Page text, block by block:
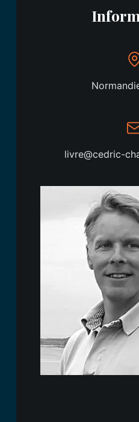
livre@cedric-